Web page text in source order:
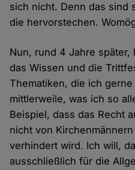
sich nicht. Denn das sind
die hervorstechen.
Nun, rund 4 Jahre
das Wissen und die
Thematiken, die ich
mittlerweile, was ich so
Beispiel, dass das Recht
nicht von
verhindert wird. Ich will,
ausschließlich für die